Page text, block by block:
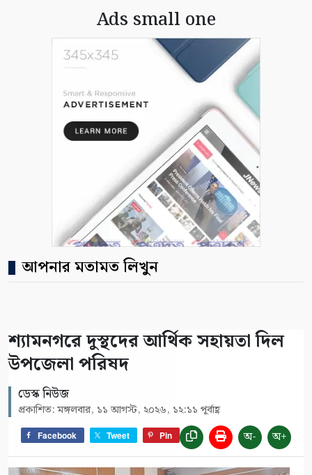
Ads small one
আপনার মতামত লিখুন
শ্যামনগরে দুস্থদের আর্থিক সহায়তা দিল
উপজেলা পরিষদ
ডেস্ক নিউজ
প্রকাশিত: মঙ্গলবার, ১১ আগস্ট, ২০২৬, ১২:১১ পূর্বাহ্ণ
Facebook Tweet Pin অ- অ+